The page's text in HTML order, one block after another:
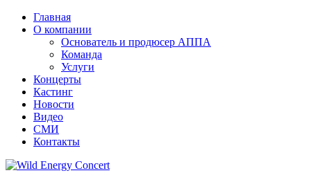
Главная
О компании
Основатель и продюсер АППА
Команда
Услуги
Концерты
Кастинг
Новости
Видео
СМИ
Контакты